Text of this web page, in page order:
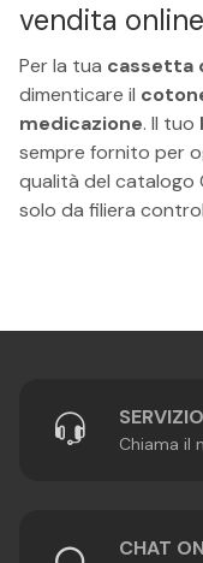
vendita online
Per la tua cassetta
dimenticare il
medicazione. Il tuo
sempre fornito per
qualità del catalogo
solo da filiera
Chiama il
CHAT